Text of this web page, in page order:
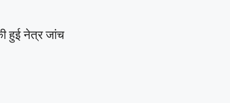
हुई नेत्र जांच